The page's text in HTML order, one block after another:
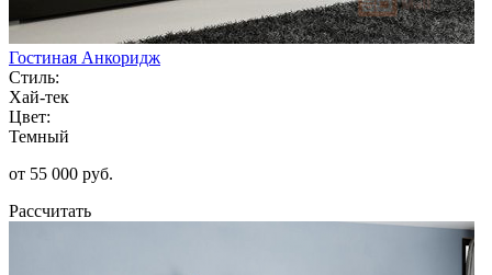
Гостиная Анкоридж
Стиль:
Хай-тек
Цвет:
Темный
от 55 000 руб.
Рассчитать